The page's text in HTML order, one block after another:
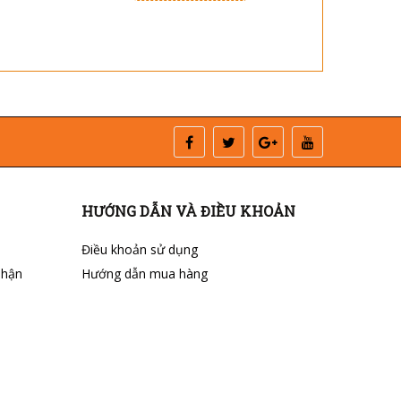
HƯỚNG DẪN VÀ ĐIỀU KHOẢN
Điều khoản sử dụng
Hướng dẫn mua hàng